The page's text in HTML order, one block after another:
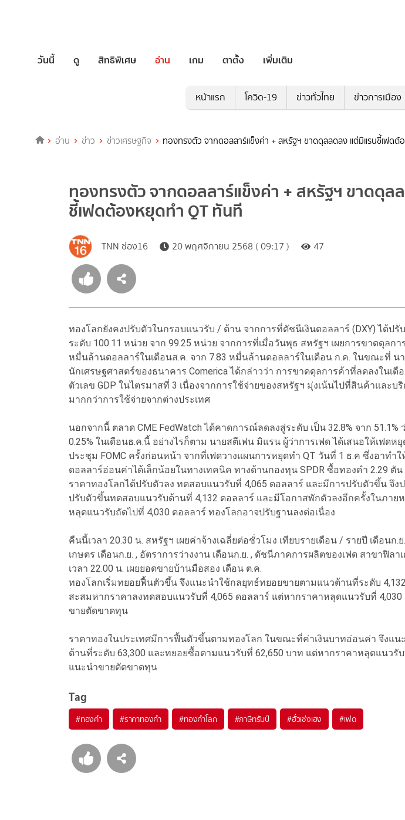
วันนี้ ดู สิทธิพิเศษ อ่าน เกม ตาตั้ง เพิ่มเติม
หน้าแรก โควิด-19 ข่าวทั่วไทย ข่าวการเมือง
อ่าน ข่าว ข่าวเศรษฐกิจ ทองทรงตัว จากดอลลาร์แข็งค่า + สหรัฐฯ ขาดดุลลดลง แต่มิแรนชี้เฟด
ทองทรงตัว จากดอลลาร์แข็งค่า + สหรัฐฯ ขาดดุล
ชี้เฟดต้องหยุดทำ QT ทันที
TNN ช่อง16 20 พฤศจิกายน 2568 ( 09:17 ) 47
ทองโลกยังคงปรับตัวในกรอบแนวรับ / ต้าน จากการที่ดัชนีเงินดอลลาร์ (DXY) ได้ปรั
ระดับ 100.11 หน่วย จาก 99.25 หน่วย จากการที่เมื่อวันพุธ สหรัฐฯ เผยการขาดดุลกา
หมื่นล้านดอลลาร์ในเดือนส.ค. จาก 7.83 หมื่นล้านดอลลาร์ในเดือน ก.ค. ในขณะที่ นา
นักเศรษฐศาสตร์ของธนาคาร Comerica ได้กล่าวว่า การขาดดุลการค้าที่ลดลงในเดื
ตัวเลข GDP ในไตรมาสที่ 3 เนื่องจากการใช้จ่ายของสหรัฐฯ มุ่งเน้นไปที่สินค้าและบ
มากกว่าการใช้จ่ายจากต่างประเทศ
นอกจากนี้ ตลาด CME FedWatch ได้คาดการณ์ลดลงสู่ระดับ เป็น 32.8% จาก 51.1%
0.25% ในเดือนธ.ค.นี้ อย่างไรก็ตาม นายสตีเฟน มิแรน ผู้ว่าการเฟด ได้เสนอให้เฟดห
ประชุม FOMC ครั้งก่อนหน้า จากที่เฟดวางแผนการหยุดทำ QT วันที่ 1 ธ.ค ซึ่งอาทำ
ดอลลาร์อ่อนค่าได้เล็กน้อยในทางเทคนิค ทางด้านกองทุน SPDR ซื้อทองคำ 2.29 ตั
ราคาทองโลกได้ปรับตัวลง ทดสอบแนวรับที่ 4,065 ดอลลาร์ และมีการปรับตัวขึ้น จึง
ปรับตัวขึ้นทดสอบแนวรับต้านที่ 4,132 ดอลลาร์ และมีโอกาสพักตัวลงอีกครั้งในภาย
หลุดแนวรับถัดไปที่ 4,030 ดอลลาร์ ทองโลกอาจปรับฐานลงต่อเนื่อง
คืนนี้เวลา 20.30 น. สหรัฐฯ เผยค่าจ้างเฉลี่ยต่อชั่วโมง เทียบรายเดือน / รายปี เดือนก.
เกษตร เดือนก.ย. , อัตราการว่างงาน เดือนก.ย. , ดัชนีภาคการผลิตของเฟด สาขาฟิลา
เวลา 22.00 น. เผยยอดขายบ้านมือสอง เดือน ต.ค.
ทองโลกเริ่มทยอยฟื้นตัวขึ้น จึงแนะนำใช้กลยุทธ์ทยอยขายตามแนวต้านที่ระดับ
สะสมหากราคาลงทดสอบแนวรับที่ 4,065 ดอลลาร์ แต่หากราคาหลุดแนวรับที่ 4,030
ขายตัดขาดทุน
ราคาทองในประเทศมีการฟื้นตัวขึ้นตามทองโลก ในขณะที่ค่าเงินบาทอ่อนค่า จึงแน
ต้านที่ระดับ 63,300 และทยอยซื้อตามแนวรับที่ 62,650 บาท แต่หากราคาหลุดแนวรับ
แนะนำขายตัดขาดทุน
Tag
#ทองคำ #ราคาทองคำ #ทองคำโลก #ภาษีทรัมป์ #ฮั่วเซ่งเฮง #เฟด